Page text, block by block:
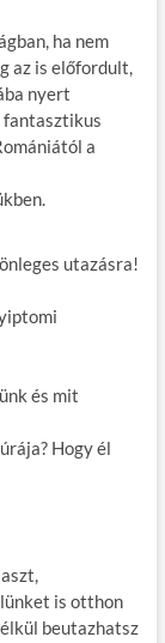
ha nem
az is előfordult,
nyert
fantasztikus
a
utazásra!
és mit
Hogy él
is otthon
beutazhatsz